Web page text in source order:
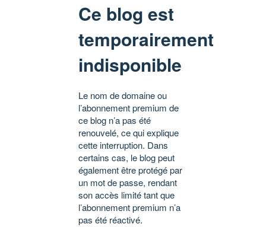
Ce blog est
temporairement
indisponible
Le nom de domaine ou
l’abonnement premium de
ce blog n’a pas été
renouvelé, ce qui explique
cette interruption. Dans
certains cas, le blog peut
également être protégé par
un mot de passe, rendant
son accès limité tant que
l’abonnement premium n’a
pas été réactivé.